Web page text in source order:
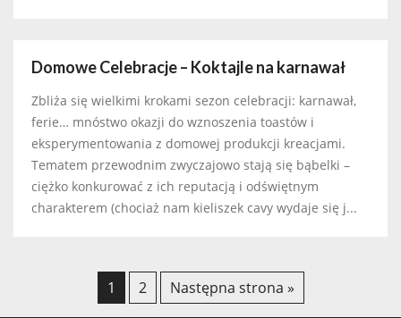
Domowe Celebracje – Koktajle na karnawał
Zbliża się wielkimi krokami sezon celebracji: karnawał,
ferie… mnóstwo okazji do wznoszenia toastów i
eksperymentowania z domowej produkcji kreacjami.
Tematem przewodnim zwyczajowo stają się bąbelki –
ciężko konkurować z ich reputacją i odświętnym
charakterem (chociaż nam kieliszek cavy wydaje się j...
1 2 Następna strona »